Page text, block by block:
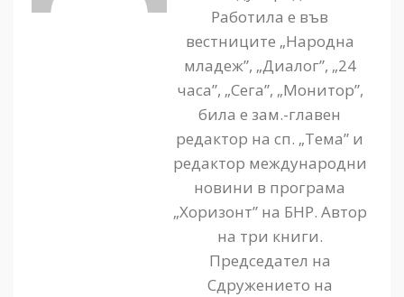
Работила е във
вестниците „Народна
младеж”, „Диалог”, „24
часа”, „Сега”, „Монитор”,
била е зам.-главен
редактор на сп. „Тема” и
редактор международни
новини в програма
„Хоризонт” на БНР. Автор
на три книги.
Председател на
Сдружението на